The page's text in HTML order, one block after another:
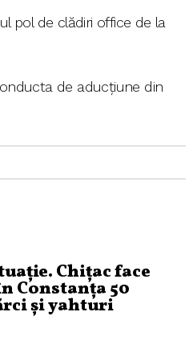
pol de clădiri office de la
de aducțiune din
Chițac face
Constanța 50
și yahturi